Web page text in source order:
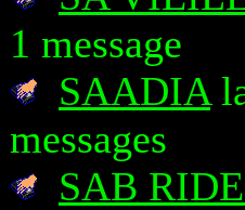
1 message
SAADIA
messages
SAB